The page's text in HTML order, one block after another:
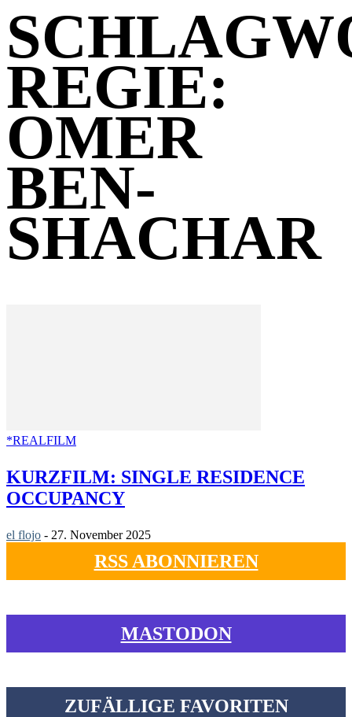
REGIE:
OMER
BEN-
SHACHAR
*REALFILM
KURZFILM: SINGLE RESIDENCE
OCCUPANCY
el flojo - 27. November 2025
RSS ABONNIEREN
MASTODON
ZUFÄLLIGE FAVORITEN